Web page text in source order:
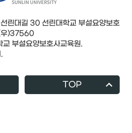
린대길 30 선린대학교 부설요양보호
우)37560
부설요양보호사교육원.
TOP